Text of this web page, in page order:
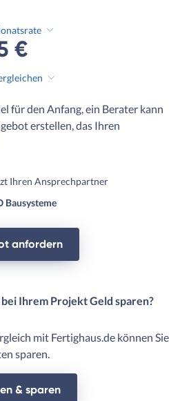
€
für den Anfang, ein Berater kann
erstellen, das Ihren
Ihren Ansprechpartner
Bausysteme
anfordern
Ihrem Projekt Geld sparen?
mit Fertighaus.de können Sie
sparen.
& sparen